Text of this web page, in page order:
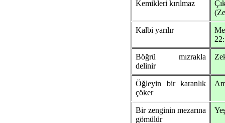
Kemikleri kırılmaz
Kalbi yarılır
Böğrü mızrakla
delinir
Öğleyin bir karanlık
çöker
Bir zenginin mezarına
gömülür